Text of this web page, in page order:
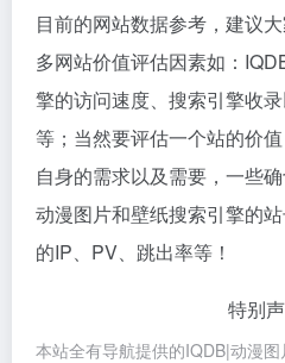
目前的网站数据参考，建议
多网站价值评估因素如：
擎的访问速度、搜索引擎收
等；当然要评估一个站的价
自身的需求以及需要，一些
动漫图片和壁纸搜索引擎的
的IP、PV、跳出率等！
特别
本站全有导航提供的IQDB|动漫